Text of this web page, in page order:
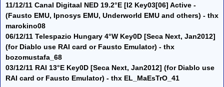
11/12/11 Canal Digitaal NED 19.2°E [I2 Key03[06] Active -
(Fausto EMU, Ipnosys EMU, Underworld EMU and others) - thx
marokino08
06/12/11 Telespazio Hungary 4°W Key0D [Seca Next, Jan2012]
(for Diablo use RAI card or Fausto Emulator) - thx
bozomustafa_68
03/12/11 RAI 13°E Key0D [Seca Next, Jan2012] (for Diablo use
RAI card or Fausto Emulator) - thx EL_MaEsTrO_41